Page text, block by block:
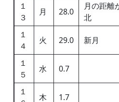
１
３
月 28.0
月の距
北
１
４
火 29.0 新月
１
５
水 0.7
１
木 1.7